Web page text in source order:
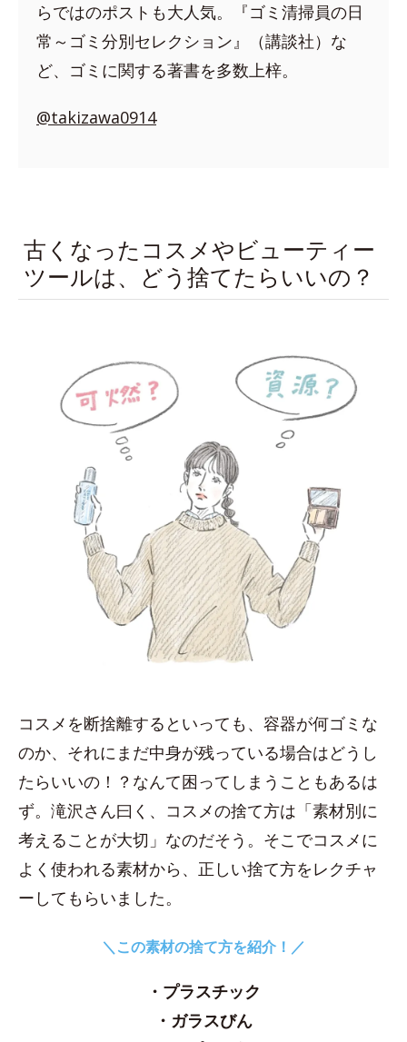
らではのポストも大人気。『ゴミ清掃員の日
常～ゴミ分別セレクション』（講談社）な
ど、ゴミに関する著書を多数上梓。
@takizawa0914
古くなったコスメやビューティー
ツールは、どう捨てたらいいの？
コスメを断捨離するといっても、容器が何ゴミな
のか、それにまだ中身が残っている場合はどうし
たらいいの！？なんて困ってしまうこともあるは
ず。滝沢さん曰く、コスメの捨て方は「素材別に
考えることが大切」なのだそう。そこでコスメに
よく使われる素材から、正しい捨て方をレクチャ
ーしてもらいました。
＼この素材の捨て方を紹介！／
・プラスチック
・ガラスびん